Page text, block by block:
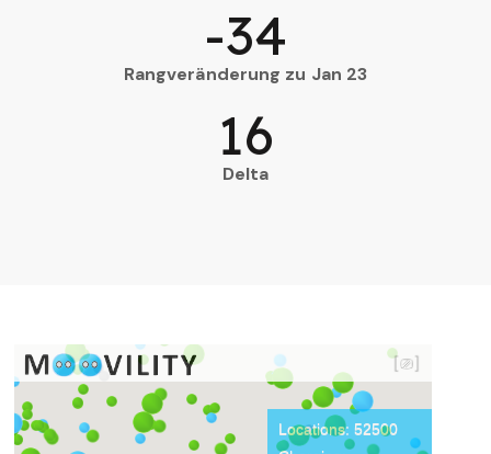
Rangveränderung zu Jan 23
-34
Delta
16